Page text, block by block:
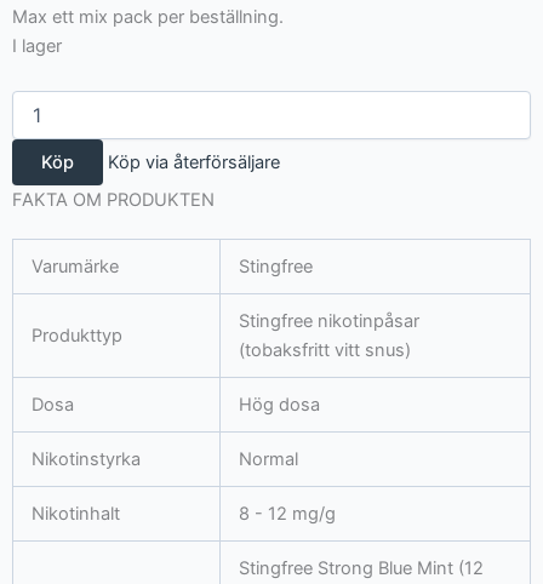
Max ett mix pack per beställning.
I lager
Stingfree
mix
4
pack
cola/mint/fruit
Köp
Köp via återförsäljare
FAKTA OM PRODUKTEN
Varumärke Stingfree
Produkttyp
Stingfree nikotinpåsar
(tobaksfritt vitt snus)
Dosa Hög dosa
Nikotinstyrka Normal
Nikotinhalt 8 - 12 mg/g
Stingfree Strong Blue Mint (12